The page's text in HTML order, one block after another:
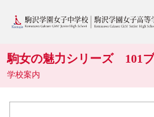
駒女の魅力シリーズ 101
学校案内